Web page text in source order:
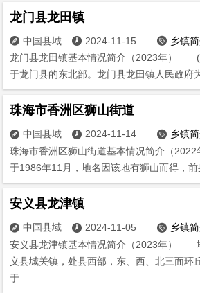
龙门县龙田镇
 中国县域  2024-11-15  乡镇
龙门县龙田镇基本情况简介（2023年
于龙门县的东北部。龙门县龙田镇人民政府
珠海市香洲区狮山街道
 中国县域  2024-11-14  乡镇
珠海市香洲区狮山街道基本情况简介（
于1986年11月，地名因该地有狮山而得，前
安义县龙津镇
 中国县域  2024-11-05  乡镇
安义县龙津镇基本情况简介（2023年）
义县城关镇，处县西部，东、西、北三面环
于...